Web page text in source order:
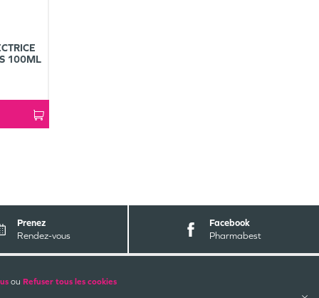
ou Refuser tous les cookies
100ML
Prenez
Rendez-vous
Facebook
Pharmabest